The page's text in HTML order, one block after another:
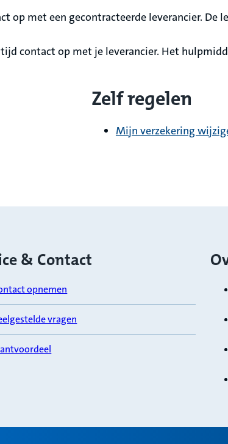
op met een gecontracteerde leverancier. De
contact op met je leverancier. Het
Zelf regelen
Mijn verzekering
& Contact
opnemen
vragen